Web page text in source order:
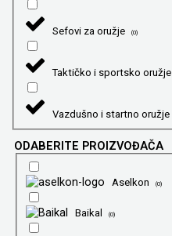
Sefovi za oružje (0)
Taktičko i sportsko oružje
Vazdušno i startno oružje
ODABERITE PROIZVOĐAČA
Aselkon (0)
Baikal (0)